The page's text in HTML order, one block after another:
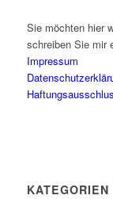
Sie möchten hier
schreiben Sie mir
Impressum
KATEGORIEN